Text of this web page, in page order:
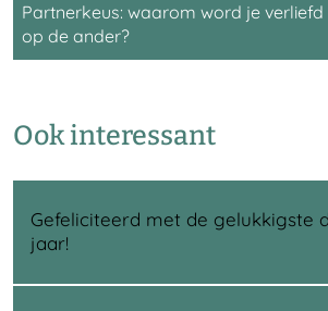
Partnerkeus: waarom word je verliefd
op de ander?
Ook interessant
Gefeliciteerd met de gelukkigste
jaar!